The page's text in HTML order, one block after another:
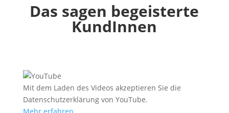
Das sagen begeisterte
KundInnen
Mit dem Laden des Videos akzeptieren Sie die
Datenschutzerklärung von YouTube.